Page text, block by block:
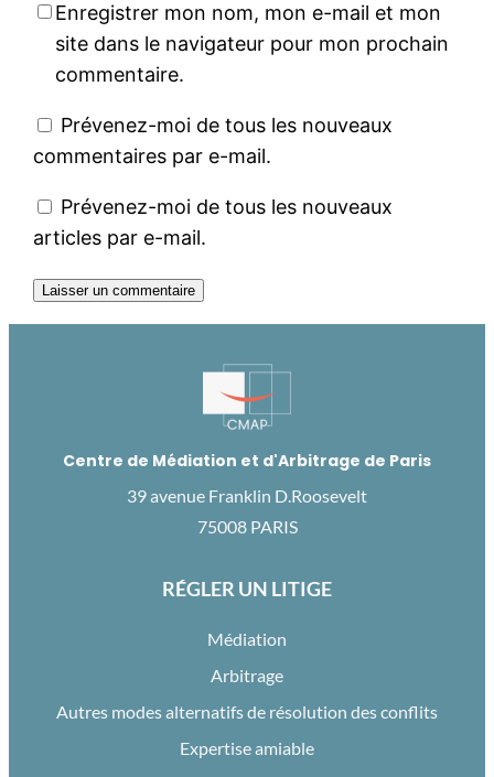
Enregistrer mon nom, mon e-mail et mon
site dans le navigateur pour mon prochain
commentaire.
Prévenez-moi de tous les nouveaux
commentaires par e-mail.
Prévenez-moi de tous les nouveaux
articles par e-mail.
Centre de Médiation et d'Arbitrage de Paris
39 avenue Franklin D.Roosevelt
75008 PARIS
RÉGLER UN LITIGE
Médiation
Arbitrage
Autres modes alternatifs de résolution des conflits
Expertise amiable